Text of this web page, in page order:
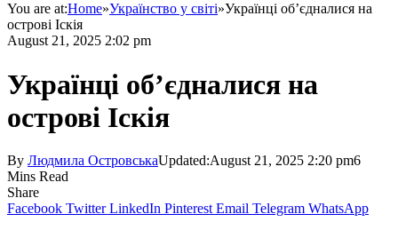
You are at:Home»Українство у світі»Українці об’єдналися на
острові Іскія
August 21, 2025 2:02 pm
Українці об’єдналися на
острові Іскія
By Людмила ОстровськаUpdated:August 21, 2025 2:20 pm6
Mins Read
Share
Facebook Twitter LinkedIn Pinterest Email Telegram WhatsApp